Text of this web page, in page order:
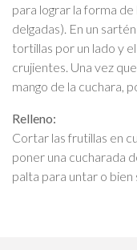
para lograr la forma
delgadas). En un
tortillas por un lado y
crujientes. Una vez
mango de la cuchara,
Relleno:
Cortar las frutillas en
poner una cucharada
palta para untar o bien